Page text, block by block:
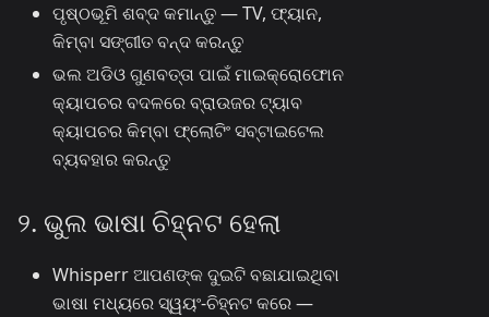
ପୃଷ୍ଠଭୂମି ଶବ୍ଦ କମାନ୍ତୁ — TV, ଫ୍ୟାନ,
କିମ୍ବା ସଙ୍ଗୀତ ବନ୍ଦ କରନ୍ତୁ
ଭଲ ଅଡିଓ ଗୁଣବତ୍ତା ପାଇଁ ମାଇକ୍ରୋଫୋନ
କ୍ୟାପଚର ବଦଳରେ ବ୍ରାଉଜର ଟ୍ୟାବ
କ୍ୟାପଚର କିମ୍ବା ଫ୍ଲୋଟିଂ ସବ୍‌ଟାଇଟେଲ
ବ୍ୟବହାର କରନ୍ତୁ
୨. ଭୁଲ ଭାଷା ଚିହ୍ନଟ ହେଲା
Whisperr ଆପଣଙ୍କ ଦୁଇଟି ବଛାଯାଇଥିବା
ଭାଷା ମଧ୍ୟରେ ସ୍ୱୟଂ-ଚିହ୍ନଟ କରେ —